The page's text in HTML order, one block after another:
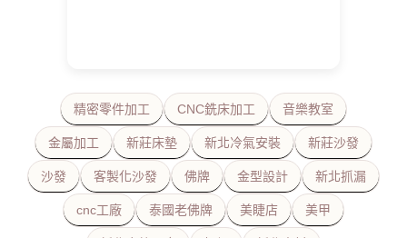
精密零件加工 CNC銑床加工 音樂教室
金屬加工 新莊床墊 新北冷氣安裝 新莊沙發
沙發 客製化沙發 佛牌 金型設計 新北抓漏
cnc工廠 泰國老佛牌 美睫店 美甲